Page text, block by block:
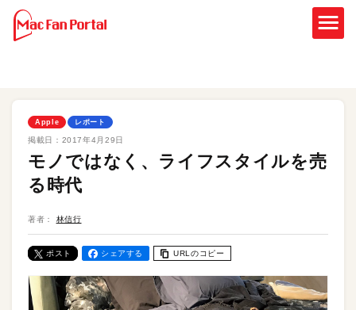
Apple レポート
掲載日： 2017年4月29日
モノではなく、ライフスタイルを売
る時代
著者： 林信行
ポスト シェアする URLのコピー